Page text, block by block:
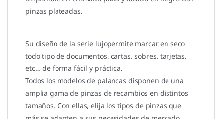
pinzas plateadas.
Su diseño de la serie lujopermite marcar en seco
todo tipo de documentos, cartas, sobres, tarjetas,
etc… de forma fácil y práctica.
Todos los modelos de palancas disponen de una
amplia gama de pinzas de recambios en distintos
tamaños. Con ellas, elija los tipos de pinzas que